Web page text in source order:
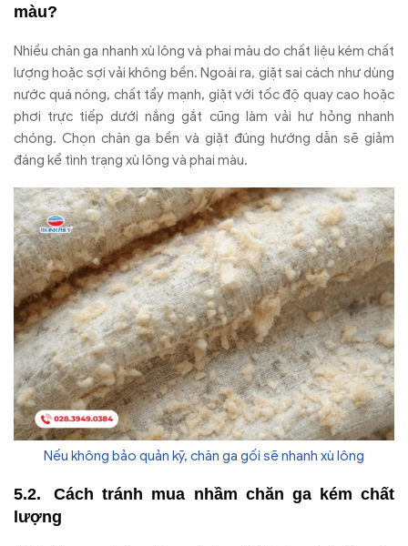
màu?
Nhiều chăn ga nhanh xù lông và phai màu do chất liệu kém chất
lượng hoặc sợi vải không bền. Ngoài ra, giặt sai cách như dùng
nước quá nóng, chất tẩy mạnh, giặt với tốcđộ quay cao hoặc
phơi trực tiếp dưới nắng gắt cũng làm vải hư hỏng nhanh
chóng. Chọn chăn ga bền và giặt đúng hướng dẫn sẽ giảm
đáng kể tình trạng xù lông và phai màu.
Nếu không bảo quản kỹ, chăn ga gối sẽ nhanh xù lông
Cách tránh mua nhầm chăn ga kém chất
ượng